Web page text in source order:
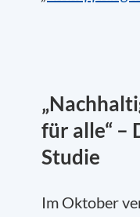
für alle“ –
Studie
Im Oktober